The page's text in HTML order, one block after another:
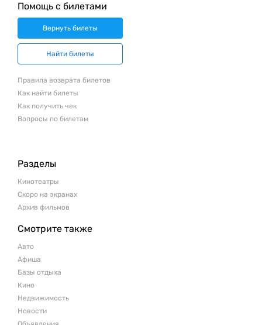
Помощь с билетами
Вернуть билеты
Найти билеты
Правила возврата билетов
Как найти билеты
Как получить чек
Вопросы по билетам
Разделы
Кинотеатры
Скоро на экранах
Архив фильмов
Смотрите также
Авто
Афиша
Базы отдыха
Кино
Недвижимость
Новости